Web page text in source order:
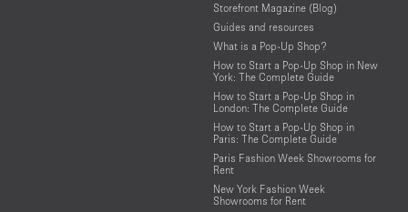
Storefront Magazine (Blog)
Guides and resources
What is a Pop-Up Shop?
How to Start a Pop-Up Shop in New
York: The Complete Guide
How to Start a Pop-Up Shop in
London: The Complete Guide
How to Start a Pop-Up Shop in
Paris: The Complete Guide
Paris Fashion Week Showrooms for
Rent
New York Fashion Week
Showrooms for Rent